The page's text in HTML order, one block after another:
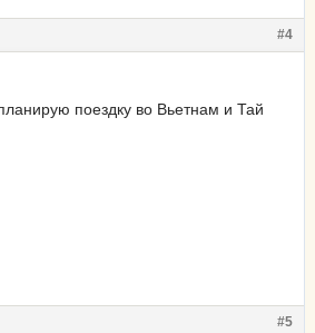
#4
поездку во Вьетнам и Тай
#5